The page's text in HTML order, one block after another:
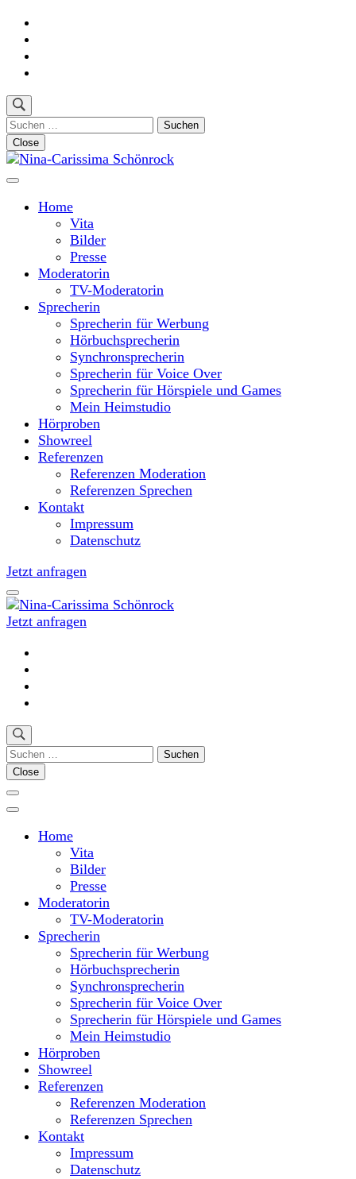
Skip
content
(Press
Suchen
nach:
Close
Nina-Carissima Schönrock
Home
Vita
Bilder
Presse
Moderatorin
TV-Moderatorin
Sprecherin
Sprecherin für Werbung
Hörbuchsprecherin
Synchronsprecherin
Sprecherin für Voice Over
Sprecherin für Hörspiele und Games
Mein Heimstudio
Hörproben
Showreel
Referenzen
Referenzen Moderation
Referenzen Sprechen
Kontakt
Impressum
Datenschutz
Jetzt anfragen
Nina-Carissima Schönrock
Jetzt anfragen
Suchen
nach:
Close
Home
Vita
Bilder
Presse
Moderatorin
TV-Moderatorin
Sprecherin
Sprecherin für Werbung
Hörbuchsprecherin
Synchronsprecherin
Sprecherin für Voice Over
Sprecherin für Hörspiele und Games
Mein Heimstudio
Hörproben
Showreel
Referenzen
Referenzen Moderation
Referenzen Sprechen
Kontakt
Impressum
Datenschutz